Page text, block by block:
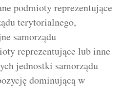
podmioty reprezentujące
terytorialnego,
samorządu
reprezentujące lub inne
jednostki samorządu
dominującą w